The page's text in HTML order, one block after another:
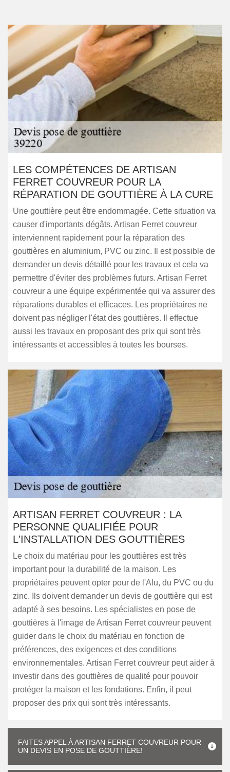
LES COMPÉTENCES DE ARTISAN
FERRET COUVREUR POUR LA
RÉPARATION DE GOUTTIÈRE À LA CURE
Une gouttière peut être endommagée. Cette situation va
causer d'importants dégâts. Artisan Ferret couvreur
interviennent rapidement pour la réparation des
gouttières en aluminium, PVC ou zinc. Il est possible de
demander un devis détaillé pour les travaux et cela va
permettre d'éviter des problèmes futurs. Artisan Ferret
couvreur a une équipe expérimentée qui va assurer des
réparations durables et efficaces. Les propriétaires ne
doivent pas négliger l'état des gouttières. Il effectue
aussi les travaux en proposant des prix qui sont très
intéressants et accessibles à toutes les bourses.
ARTISAN FERRET COUVREUR : LA
PERSONNE QUALIFIÉE POUR
L'INSTALLATION DES GOUTTIÈRES
Le choix du matériau pour les gouttières est très
important pour la durabilité de la maison. Les
propriétaires peuvent opter pour de l'Alu, du PVC ou du
zinc. Ils doivent demander un devis de gouttière qui est
adapté à ses besoins. Les spécialistes en pose de
gouttières à l'image de Artisan Ferret couvreur peuvent
guider dans le choix du matériau en fonction de
préférences, des exigences et des conditions
environnementales. Artisan Ferret couvreur peut aider à
investir dans des gouttières de qualité pour pouvoir
protéger la maison et les fondations. Enfin, il peut
proposer des prix qui sont très intéressants.
FAITES APPEL À ARTISAN FERRET COUVREUR POUR
UN DEVIS EN POSE DE GOUTTIÈRE!